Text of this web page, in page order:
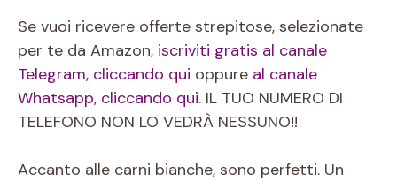
Se vuoi ricevere offerte strepitose, selezionate
per te da Amazon, iscriviti gratis al canale
Telegram, cliccando qui oppure al canale
Whatsapp, cliccando qui. IL TUO NUMERO DI
TELEFONO NON LO VEDRÀ NESSUNO!!
Accanto alle carni bianche, sono perfetti. Un